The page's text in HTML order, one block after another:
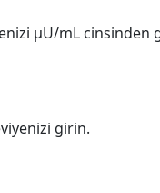
µU/mL cinsinden
girin.